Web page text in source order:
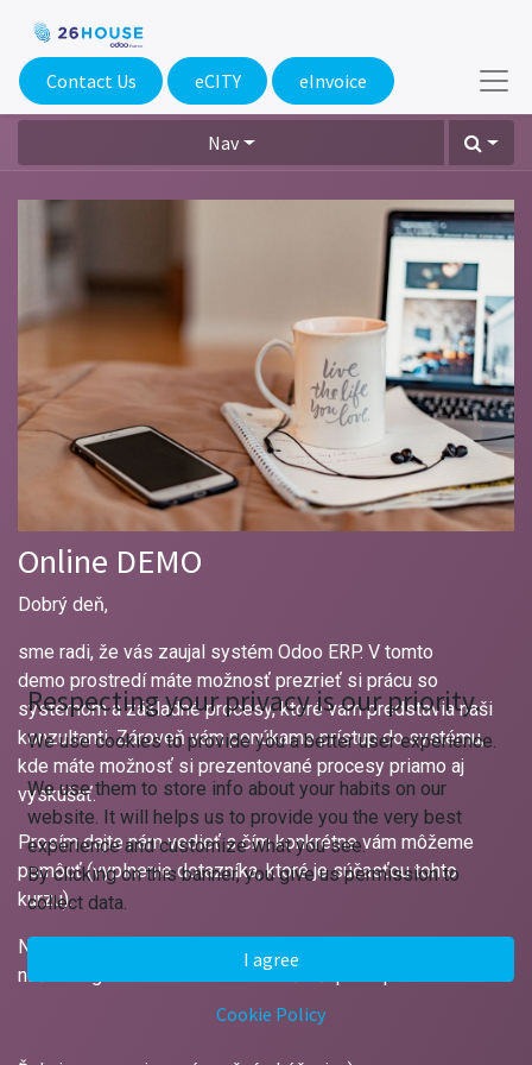
Contact Us eCITY​ eInvoice
Nav
Online DEMO
Dobrý deň,
sme radi, že vás zaujal systém Odoo ERP. V tomto
demo prostredí máte možnosť prezrieť si prácu so
systémom a základné procesy, ktoré vám predstavia naši
konzultanti. Zároveň vám ponúkame prístup do systému,
kde máte možnosť si prezentované procesy priamo aj
vyskúšať.
Prosím dajte nám vedieť s čím konkrétne vám môžeme
pomôcť (vyplnenie dotazníka, ktoré je súčasťou tohto
kurzu).
Na základe vyplnených informácií, vás budú kontaktovať
naši kolegovia a dohodnú s vami ďalší postup.
Respecting your privacy is our priority.
We use cookies to provide you a better user experience.
We use them to store info about your habits on our
website. It will helps us to provide you the very best
experience and customize what you see.
By clicking on this banner, you give us permission to
collect data.
I agree
Cookie Policy